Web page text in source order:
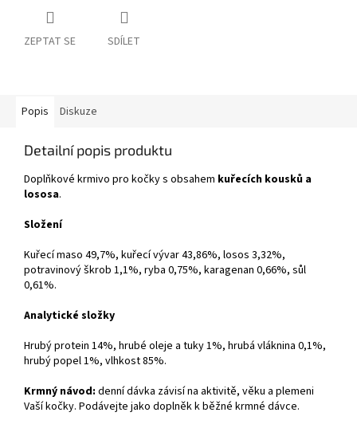
ZEPTAT SE SDÍLET
Popis Diskuze
Detailní popis produktu
Doplňkové krmivo pro kočky s obsahem kuřecích kousků a
lososa.
Složení
Kuřecí maso 49,7%, kuřecí vývar 43,86%, losos 3,32%,
potravinový škrob 1,1%, ryba 0,75%, karagenan 0,66%, sůl
0,61%.
Analytické složky
Hrubý protein 14%, hrubé oleje a tuky 1%, hrubá vláknina 0,1%,
hrubý popel 1%, vlhkost 85%.
Krmný návod: denní dávka závisí na aktivitě, věku a plemeni
Vaší kočky. Podávejte jako doplněk k běžné krmné dávce.